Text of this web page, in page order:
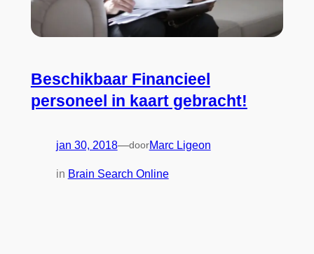
Beschikbaar Financieel
personeel in kaart gebracht!
jan 30, 2018—doorMarc Ligeon
in Brain Search Online